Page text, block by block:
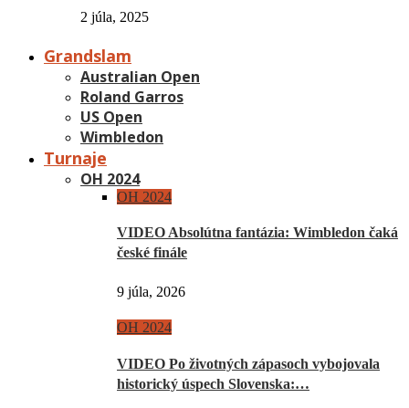
2 júla, 2025
Grandslam
Australian Open
Roland Garros
US Open
Wimbledon
Turnaje
OH 2024
OH 2024
VIDEO Absolútna fantázia: Wimbledon čaká
české finále
9 júla, 2026
OH 2024
VIDEO Po životných zápasoch vybojovala
historický úspech Slovenska:…